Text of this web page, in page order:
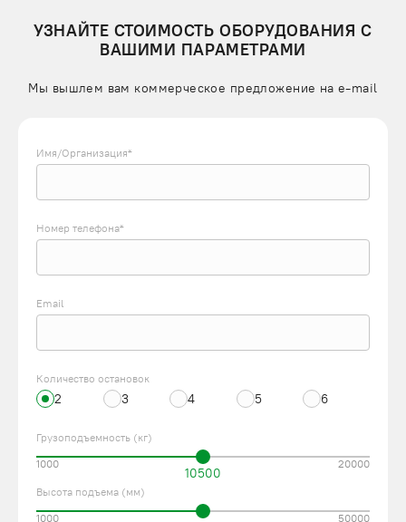
УЗНАЙТЕ СТОИМОСТЬ ОБОРУДОВАНИЯ С
ВАШИМИ ПАРАМЕТРАМИ
Мы вышлем вам коммерческое предложение на e-mail
Имя/Организация*
Номер телефона*
Email
Количество остановок
2 3 4 5 6
Грузоподъемность (кг)
10500
1000 20000
Высота подъема (мм)
1000 50000